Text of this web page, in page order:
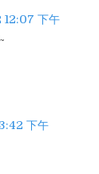
12:07 下午
下午